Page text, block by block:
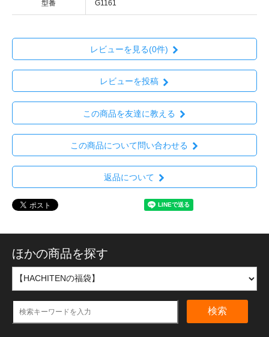
型番 G1161
レビューを見る(0件)
レビューを投稿
この商品を友達に教える
この商品について問い合わせる
返品について
ほかの商品を探す
検索